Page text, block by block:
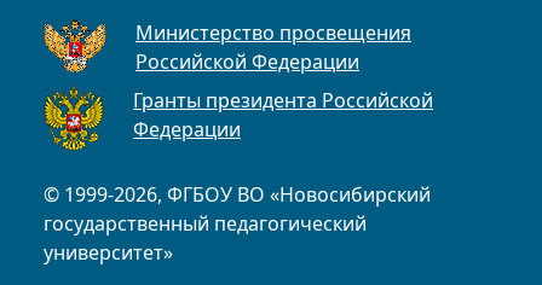
© 1999-2026, ФГБОУ ВО «Новосибирский
государственный педагогический
университет»
Министерство просвещения
Российской Федерации
Гранты президента Российской
Федерации